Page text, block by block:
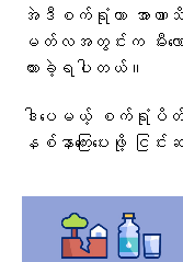
အဲဒီစက်ရုံဟာ အာဏ
မတ်လအတွင်းက မီး
ထားခဲ့ရပါတယ်။
ဒါပေမယ့် စက်ရုံပိတ်
နစ်နာကြေးပေးဖို့